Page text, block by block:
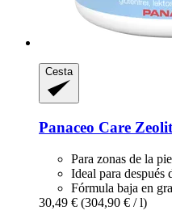
Cesta
Panaceo Care
Para zonas de la
Ideal para después
Fórmula baja en
30,49 € (304,90 € / l)